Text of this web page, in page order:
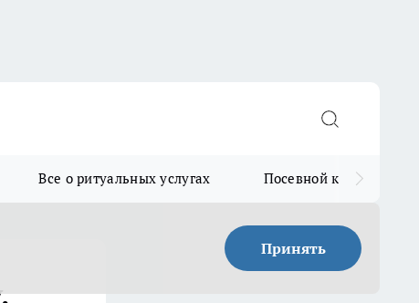
Все о ритуальных услугах Посевной календарь
Принять